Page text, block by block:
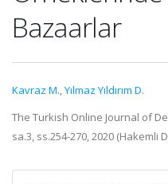
Bazaarlar
Kavraz M.,Yılmaz Yıldırım D.
The Turkish Online Journal of
sa.3, ss.254-270, 2020 (Hakemli